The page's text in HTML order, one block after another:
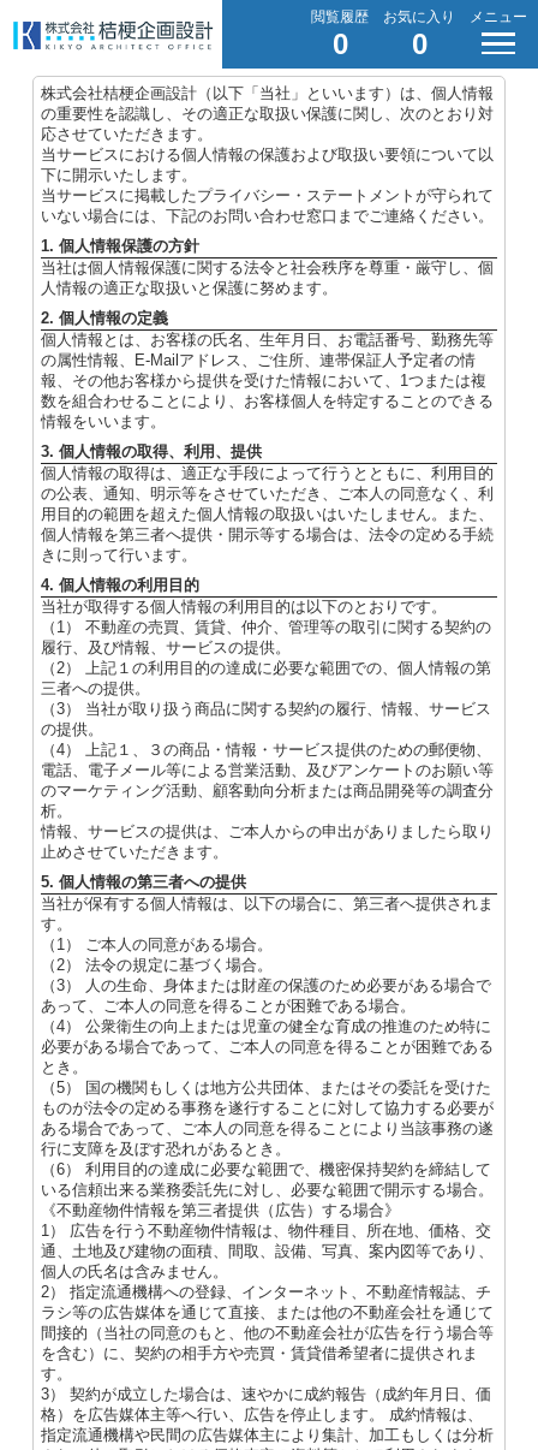
閲覧履歴
0
お気に入り
0
メニュー
株式会社桔梗企画設計（以下「当社」といいます）は、個人情報
の重要性を認識し、その適正な取扱い保護に関し、次のとおり対
応させていただきます。
当サービスにおける個人情報の保護および取扱い要領について以
下に開示いたします。
当サービスに掲載したプライバシー・ステートメントが守られて
いない場合には、下記のお問い合わせ窓口までご連絡ください。
1. 個人情報保護の方針
当社は個人情報保護に関する法令と社会秩序を尊重・厳守し、個
人情報の適正な取扱いと保護に努めます。
2. 個人情報の定義
個人情報とは、お客様の氏名、生年月日、お電話番号、勤務先等
の属性情報、E-Mailアドレス、ご住所、連帯保証人予定者の情
報、その他お客様から提供を受けた情報において、1つまたは複
数を組合わせることにより、お客様個人を特定することのできる
情報をいいます。
3. 個人情報の取得、利用、提供
個人情報の取得は、適正な手段によって行うとともに、利用目的
の公表、通知、明示等をさせていただき、ご本人の同意なく、利
用目的の範囲を超えた個人情報の取扱いはいたしません。また、
個人情報を第三者へ提供・開示等する場合は、法令の定める手続
きに則って行います。
4. 個人情報の利用目的
当社が取得する個人情報の利用目的は以下のとおりです。
（1） 不動産の売買、賃貸、仲介、管理等の取引に関する契約の
履行、及び情報、サービスの提供。
（2） 上記１の利用目的の達成に必要な範囲での、個人情報の第
三者への提供。
（3） 当社が取り扱う商品に関する契約の履行、情報、サービス
の提供。
（4） 上記１、３の商品・情報・サービス提供のための郵便物、
電話、電子メール等による営業活動、及びアンケートのお願い等
のマーケティング活動、顧客動向分析または商品開発等の調査分
析。
情報、サービスの提供は、ご本人からの申出がありましたら取り
止めさせていただきます。
5. 個人情報の第三者への提供
当社が保有する個人情報は、以下の場合に、第三者へ提供されま
す。
（1） ご本人の同意がある場合。
（2） 法令の規定に基づく場合。
（3） 人の生命、身体または財産の保護のため必要がある場合で
あって、ご本人の同意を得ることが困難である場合。
（4） 公衆衛生の向上または児童の健全な育成の推進のため特に
必要がある場合であって、ご本人の同意を得ることが困難である
とき。
（5） 国の機関もしくは地方公共団体、またはその委託を受けた
ものが法令の定める事務を遂行することに対して協力する必要が
ある場合であって、ご本人の同意を得ることにより当該事務の遂
行に支障を及ぼす恐れがあるとき。
（6） 利用目的の達成に必要な範囲で、機密保持契約を締結して
いる信頼出来る業務委託先に対し、必要な範囲で開示する場合。
《不動産物件情報を第三者提供（広告）する場合》
1） 広告を行う不動産物件情報は、物件種目、所在地、価格、交
通、土地及び建物の面積、間取、設備、写真、案内図等であり、
個人の氏名は含みません。
2） 指定流通機構への登録、インターネット、不動産情報誌、チ
ラシ等の広告媒体を通じて直接、または他の不動産会社を通じて
間接的（当社の同意のもと、他の不動産会社が広告を行う場合等
を含む）に、契約の相手方や売買・賃貸借希望者に提供されま
す。
3） 契約が成立した場合は、速やかに成約報告（成約年月日、価
格）を広告媒体主等へ行い、広告を停止します。 成約情報は、
指定流通機構や民間の広告媒体主により集計、加工もしくは分析